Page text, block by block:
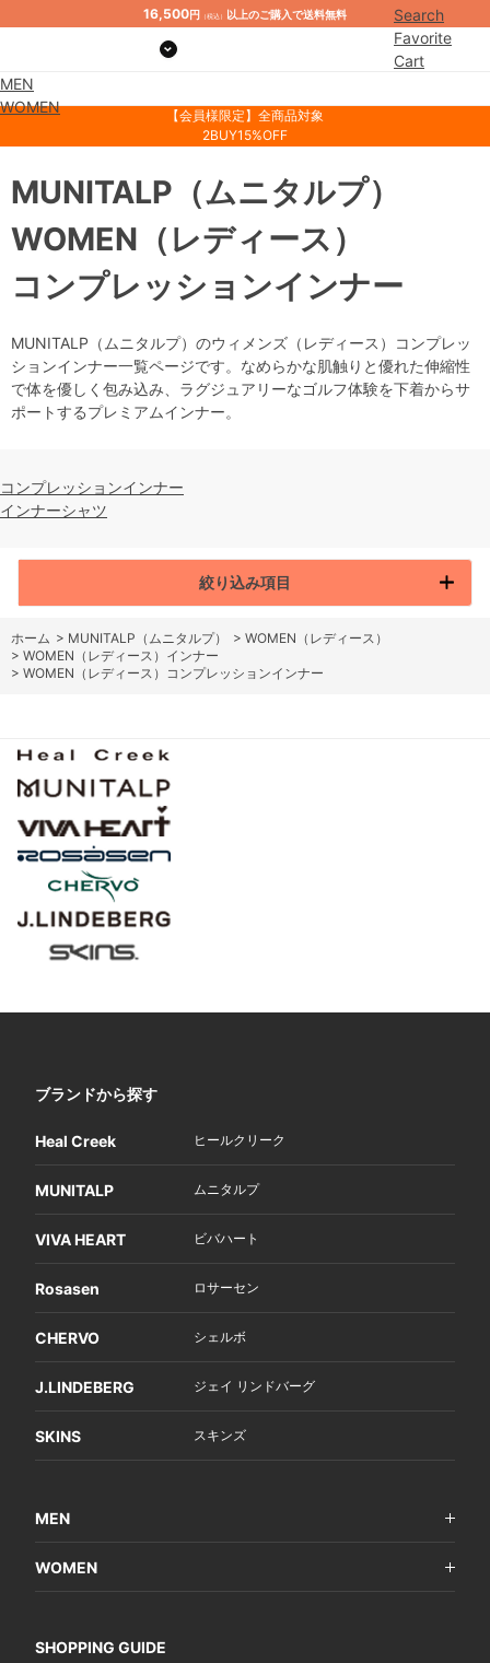
16,500円 （税込） 以上のご購入で送料無料
Search
Favorite
Cart
MEN
WOMEN
【会員様限定】全商品対象
2BUY15%OFF
コンプレッションインナー
MUNITALP （ムニタルプ）
WOMEN （レディース）
MUNITALP（ムニタルプ）のウィメンズ（レディース）コンプレッ
ションインナー一覧ページです。なめらかな肌触りと優れた伸縮性
で体を優しく包み込み、ラグジュアリーなゴルフ体験を下着からサ
ポートするプレミアムインナー。
コンプレッションインナー
インナーシャツ
絞り込み項目
ホーム > MUNITALP（ムニタルプ） > WOMEN（レディース）
> WOMEN（レディース）インナー
> WOMEN（レディース）コンプレッションインナー
ブランドから探す
Heal Creek ヒールクリーク
MUNITALP ムニタルプ
VIVA HEART ビバハート
Rosasen ロサーセン
CHERVO シェルボ
J.LINDEBERG ジェイ リンドバーグ
SKINS スキンズ
MEN
WOMEN
SHOPPING GUIDE